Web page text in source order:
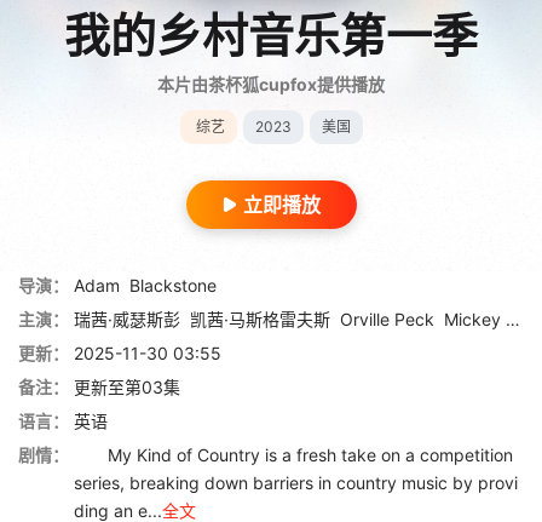
我的乡村音乐第一季
本片由茶杯狐cupfox提供播放
综艺 2023 美国
立即播放
导演： Adam Blackstone
主演：
瑞茜·威瑟斯彭 凯茜·马斯格雷夫斯 Orville Peck Mickey Guyton
更新：
2025-11-30 03:55
备注：
更新至第03集
语言：
英语
剧情：
My Kind of Country is a fresh take on a competition
series, breaking down barriers in country music by provi
ding an e...全文